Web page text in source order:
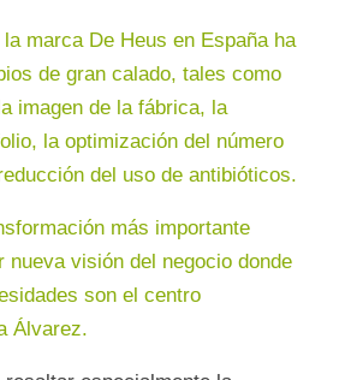
marca De Heus en España ha
de gran calado, tales como
imagen de la fábrica, la
la optimización del número
del uso de antibióticos.
más importante
nueva visión del negocio donde
son el centro
Álvarez.